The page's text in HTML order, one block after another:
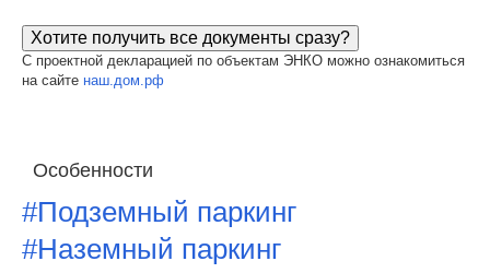
Хотите получить все документы сразу?
С проектной декларацией по объектам ЭНКО можно ознакомиться
на сайте наш.дом.рф
Особенности
#Подземный паркинг
#Наземный паркинг